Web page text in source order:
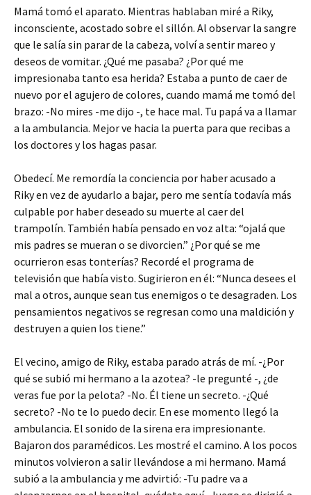
Mamá tomó el aparato. Mientras hablaban miré a Riky,
inconsciente, acostado sobre el sillón. Al observar la sangre
que le salía sin parar de la cabeza, volví a sentir mareo y
deseos de vomitar. ¿Qué me pasaba? ¿Por qué me
impresionaba tanto esa herida? Estaba a punto de caer de
nuevo por el agujero de colores, cuando mamá me tomó del
brazo: -No mires -me dijo -, te hace mal. Tu papá va a llamar
a la ambulancia. Mejor ve hacia la puerta para que recibas a
los doctores y los hagas pasar.
Obedecí. Me remordía la conciencia por haber acusado a
Riky en vez de ayudarlo a bajar, pero me sentía todavía más
culpable por haber deseado su muerte al caer del
trampolín. También había pensado en voz alta: “ojalá que
mis padres se mueran o se divorcien.” ¿Por qué se me
ocurrieron esas tonterías? Recordé el programa de
televisión que había visto. Sugirieron en él: “Nunca desees el
mal a otros, aunque sean tus enemigos o te desagraden. Los
pensamientos negativos se regresan como una maldición y
destruyen a quien los tiene.”
El vecino, amigo de Riky, estaba parado atrás de mí. -¿Por
qué se subió mi hermano a la azotea? -le pregunté -, ¿de
veras fue por la pelota? -No. Él tiene un secreto. -¿Qué
secreto? -No te lo puedo decir. En ese momento llegó la
ambulancia. El sonido de la sirena era impresionante.
Bajaron dos paramédicos. Les mostré el camino. A los pocos
minutos volvieron a salir llevándose a mi hermano. Mamá
subió a la ambulancia y me advirtió: -Tu padre va a